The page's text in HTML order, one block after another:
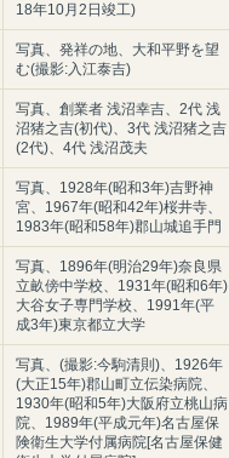
18年10月2日竣工)
写真、発祥の地、大和平野を望
む(撮影:入江泰吉)
写真、創業者 浅沼幸吉、2代 浅
沼猪之吉(初代)、3代 浅沼猪之吉
(2代)、4代 浅沼茂夫
写真、1928年(昭和3年)吉野神
宮、1967年(昭和42年)桜井寺、
1983年(昭和58年)郡山城追手門
写真、1896年(明治29年)奈良県
立畝傍中学校、1931年(昭和6年)
大谷女子専門学校、1991年(平
成3年)東京都立大学
写真、(撮影:今駒清則)、1926年
(大正15年)郡山町立伝染病院、
1930年(昭和5年)大阪府立桃山病
院、1989年(平成元年)名古屋保
険衛生大学付属病院[名古屋保健